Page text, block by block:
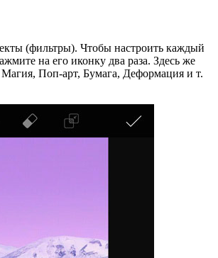
(фильтры). Чтобы настроить каждый
на его иконку два раза. Здесь же
Магия, Поп-арт, Бумага, Деформация и т.